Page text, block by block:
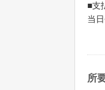
■支
当
所